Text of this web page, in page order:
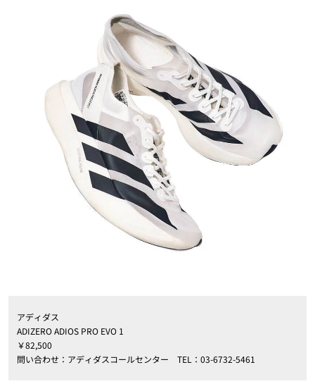
アディダス
ADIZERO ADIOS PRO EVO 1
￥82,500
問い合わせ：アディダスコールセンター TEL：03-6732-5461